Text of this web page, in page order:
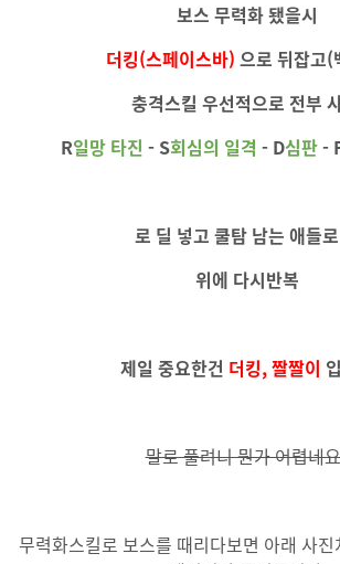
보스 무력화 됐을시
더킹(스페이스바) 으로 뒤잡고(
충격스킬 우선적으로 전부
R일망타진 - S회심의 일격 - D심판-
로 딜 넣고 쿨탐 남는 애들
위에 다시반복
제일 중요한건 더킹, 짤짤이
말로 풀려니 뭔가 어렵네
무력화스킬로 보스를 때리다보면 아래 사